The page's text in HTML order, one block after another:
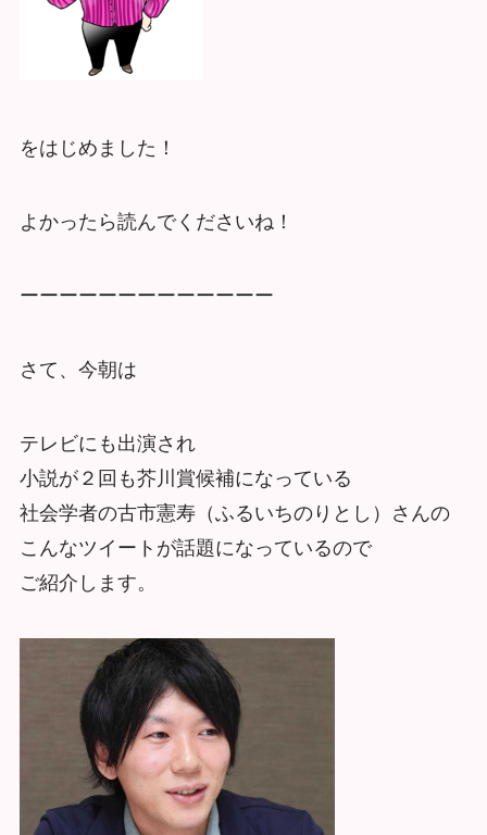
をはじめました！
よかったら読んでくださいね！
ーーーーーーーーーーーーー
さて、今朝は
テレビにも出演され
小説が２回も芥川賞候補になっている
社会学者の古市憲寿（ふるいちのりとし）さんの
こんなツイートが話題になっているので
ご紹介します。